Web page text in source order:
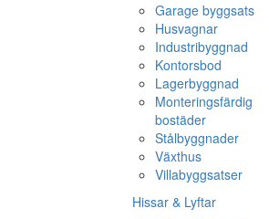
Garage byggsats
Husvagnar
Industribyggnad
Kontorsbod
Lagerbyggnad
Monteringsfärdig
bostäder
Stålbyggnader
Växthus
Villabyggsatser
Hissar & Lyftar